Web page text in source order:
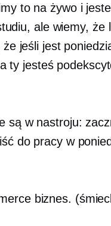
to na żywo i
ale wiemy, że
jeśli jest
ty jesteś
są w nastroju:
do pracy w
biznes.